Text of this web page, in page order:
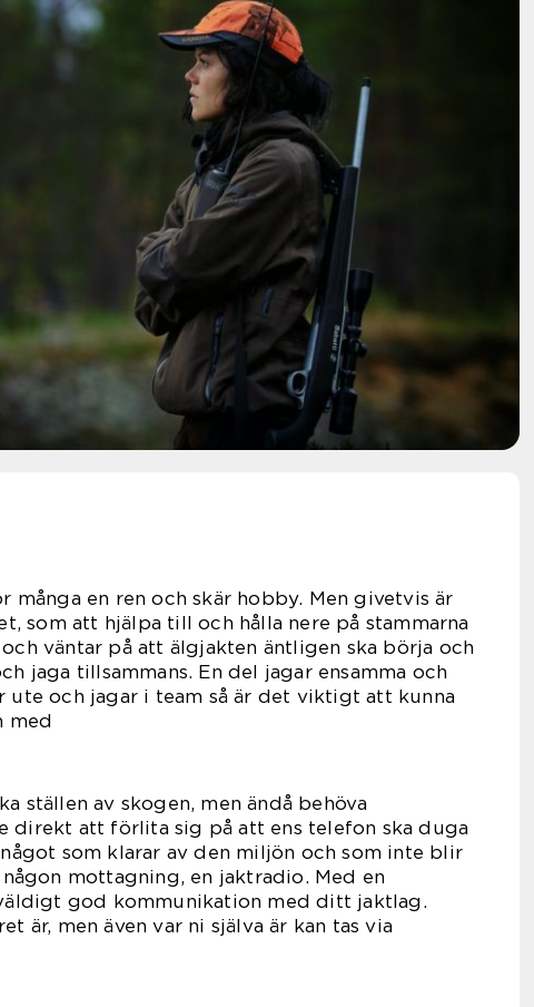
många en ren och skär hobby. Men givetvis är
som att hjälpa till och hålla nere på stammarna
väntar på att älgjakten äntligen ska börja och
jaga tillsammans. En del jagar ensamma och
ute och jagar i team så är det viktigt att kunna
med
ställen av skogen, men ändå behöva
direkt att förlita sig på att ens telefon ska duga
som klarar av den miljön och som inte blir
mottagning, en jaktradio. Med en
god kommunikation med ditt jaktlag.
är, men även var ni själva är kan tas via